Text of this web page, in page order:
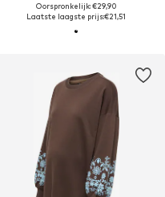
Oorspronkelijk: €29,90
Laatste laagste prijs:€21,51